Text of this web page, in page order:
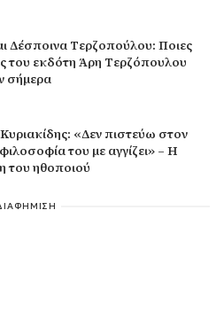
Δέσποινα Τερζοπούλου: Ποιες
του εκδότη Άρη Τερζόπουλου
σήμερα
«Δεν πιστεύω στον
του με αγγίζει» – Η
του ηθοποιού